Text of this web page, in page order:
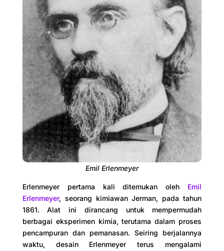
Emil Erlenmeyer
Erlenmeyer pertama kali ditemukan oleh Emil
Erlenmeyer, seorang kimiawan Jerman, pada tahun
1861. Alat ini dirancang untuk mempermudah
berbagai eksperimen kimia, terutama dalam proses
pencampuran dan pemanasan. Seiring berjalannya
waktu, desain Erlenmeyer terus mengalami